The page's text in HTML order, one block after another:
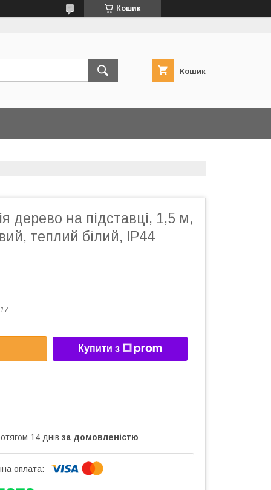
Кошик
Кошик
дерево на підставці, 1,5 м,
теплий білий, IP44
Купити з
14 днів за домовленістю